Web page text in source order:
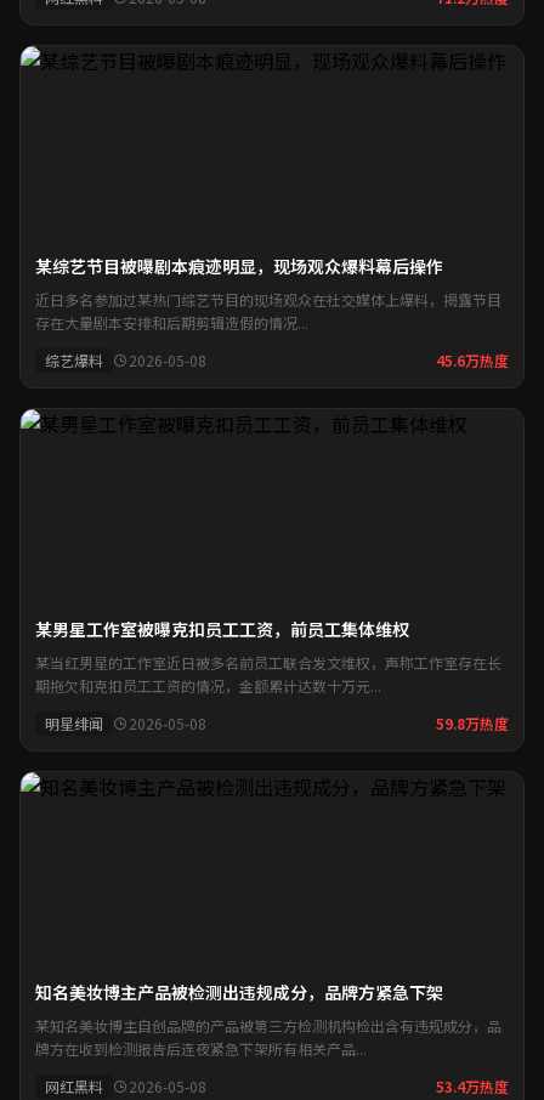
某综艺节目被曝剧本痕迹明显，现场观众爆料幕后操作
近日多名参加过某热门综艺节目的现场观众在社交媒体上爆料，揭露节目
存在大量剧本安排和后期剪辑造假的情况...
综艺爆料
2026-05-08 45.6万热度
某男星工作室被曝克扣员工工资，前员工集体维权
某当红男星的工作室近日被多名前员工联合发文维权，声称工作室存在长
期拖欠和克扣员工工资的情况，金额累计达数十万元...
明星绯闻
2026-05-08 59.8万热度
知名美妆博主产品被检测出违规成分，品牌方紧急下架
某知名美妆博主自创品牌的产品被第三方检测机构检出含有违规成分，品
牌方在收到检测报告后连夜紧急下架所有相关产品...
网红黑料
2026-05-08 53.4万热度